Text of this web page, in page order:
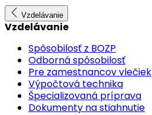
Vzdelávanie
Vzdelávanie
Spôsobilosť z BOZP
Odborná spôsobilosť
Pre zamestnancov vlečiek
Výpočtová technika
Špecializovaná príprava
Dokumenty na stiahnutie